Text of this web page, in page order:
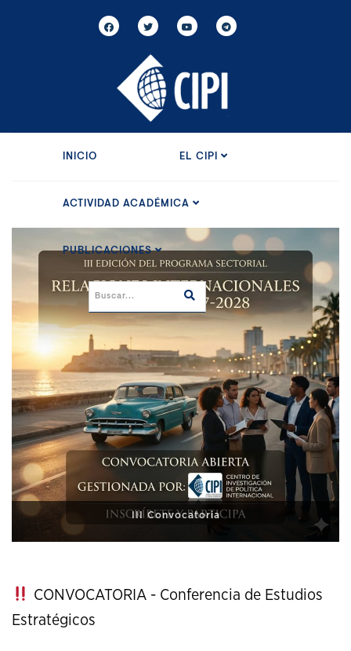
INICIO EL CIPI
ACTIVIDAD ACADÉMICA
PUBLICACIONES
XI Conference on Strategic Studies
CONVOCATORIA - Conferencia de Estudios
Estratégicos